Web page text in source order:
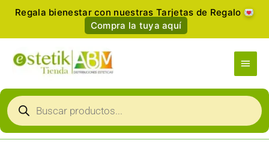
Regala bienestar con nuestras Tarjetas de Regalo
Compra la tuya aquí
Menú
Búsqueda
de
productos